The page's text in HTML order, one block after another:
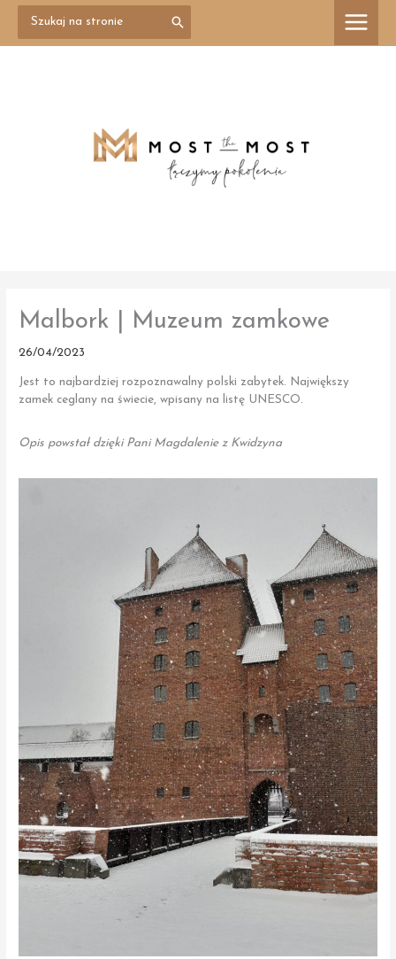
Przejdź
treści
for:
Malbork | Muzeum zamkowe
26/04/2023
Jest to najbardziej rozpoznawalny polski zabytek. Największy
zamek ceglany na świecie, wpisany na listę UNESCO.
Opis powstał dzięki Pani Magdalenie z Kwidzyna